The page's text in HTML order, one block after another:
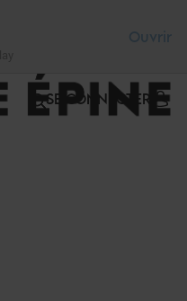
Ouvrir
SE CONNECTER